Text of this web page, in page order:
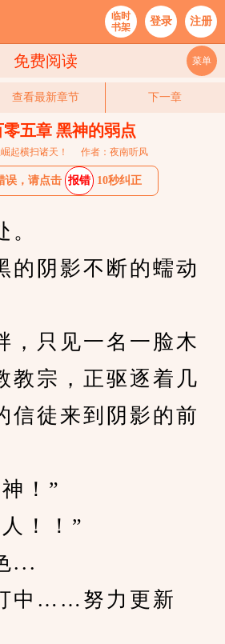
临时
书架
登录 注册
免费阅读 菜单
查看最新章节 下一章
五章 黑神的弱点
起横扫诸天！ 作者：夜南听风
误，请点击 报错 10秒纠正
阴影不断的蠕动
只见一名一脸木
教宗，正驱逐着几
信徒来到阴影的前
！”
！！”
...
……努力更新